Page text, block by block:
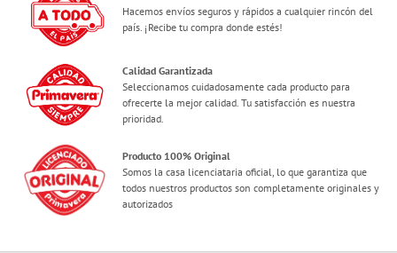
Hacemos envíos seguros y rápidos a cualquier rincón del
país. ¡Recibe tu compra donde estés!
Calidad Garantizada
Seleccionamos cuidadosamente cada producto para
ofrecerte la mejor calidad. Tu satisfacción es nuestra
prioridad.
Producto 100% Original
Somos la casa licenciataria oficial, lo que garantiza que
todos nuestros productos son completamente originales y
autorizados